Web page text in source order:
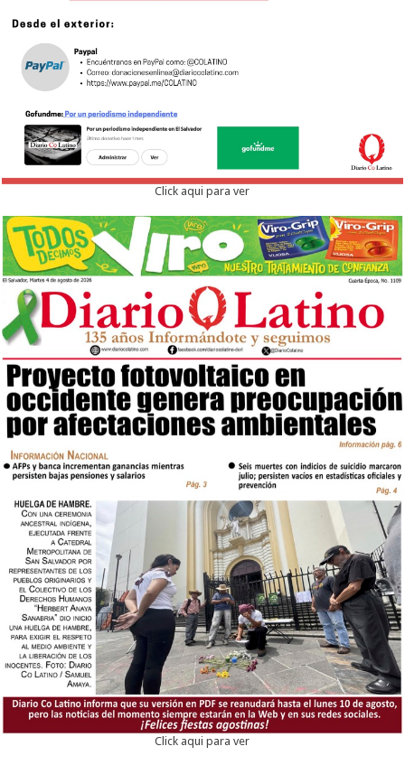
Click aqui para ver
Click aqui para ver